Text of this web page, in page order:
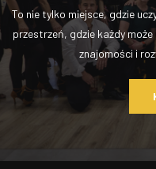
To nie tylko miejsce, gdzie
przestrzeń, gdzie każdy
znajomości i